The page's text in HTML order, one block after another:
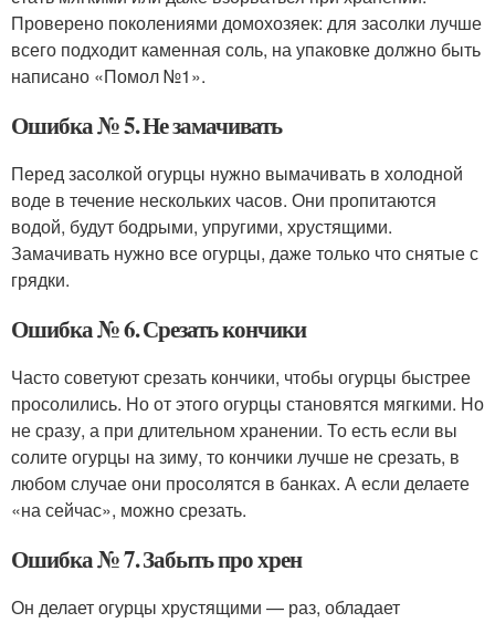
Проверено поколениями домохозяек: для засолки лучше
всего подходит каменная соль, на упаковке должно быть
написано «Помол №1».
Ошибка № 5. Не замачивать
Перед засолкой огурцы нужно вымачивать в холодной
воде в течение нескольких часов. Они пропитаются
водой, будут бодрыми, упругими, хрустящими.
Замачивать нужно все огурцы, даже только что снятые с
грядки.
Ошибка № 6. Срезать кончики
Часто советуют срезать кончики, чтобы огурцы быстрее
просолились. Но от этого огурцы становятся мягкими. Но
не сразу, а при длительном хранении. То есть если вы
солите огурцы на зиму, то кончики лучше не срезать, в
любом случае они просолятся в банках. А если делаете
«на сейчас», можно срезать.
Ошибка № 7. Забыть про хрен
Он делает огурцы хрустящими — раз, обладает